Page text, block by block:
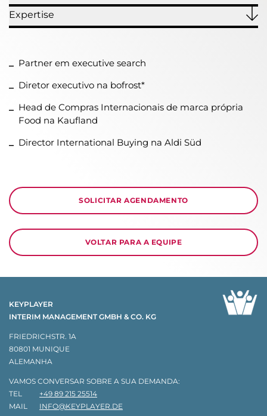
Expertise
Partner em executive search
Diretor executivo na bofrost*
Head de Compras Internacionais de marca própria
Food na Kaufland
Director International Buying na Aldi Süd
SOLICITAR AGENDAMENTO
VOLTAR PARA A EQUIPE
KEYPLAYER
INTERIM MANAGEMENT GMBH & CO. KG
FRIEDRICHSTR. 1A
80801 MUNIQUE
ALEMANHA
VAMOS CONVERSAR SOBRE A SUA DEMANDA:
TEL
+49 89 215 25514
MAIL
INFO@KEYPLAYER.DE